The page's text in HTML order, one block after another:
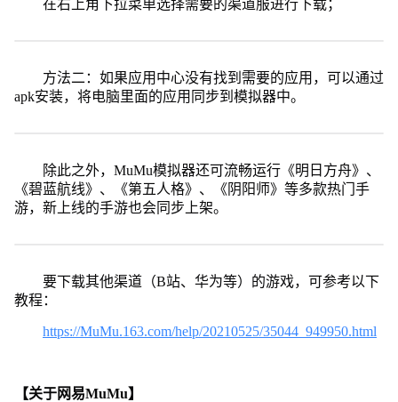
在右上角下拉菜单选择需要的渠道服进行下载；
方法二：如果应用中心没有找到需要的应用，可以通过
apk安装，将电脑里面的应用同步到模拟器中。
除此之外，MuMu模拟器还可流畅运行《明日方舟》、
《碧蓝航线》、《第五人格》、《阴阳师》等多款热门手
游，新上线的手游也会同步上架。
要下载其他渠道（B站、华为等）的游戏，可参考以下
教程：
https://MuMu.163.com/help/20210525/35044_949950.html
【关于网易MuMu】